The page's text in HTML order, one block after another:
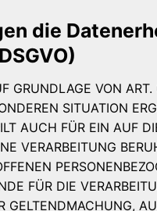
die
GRUNDLAGE VON
SITUATION
AUCH FÜR EIN AUF
VERARBEITUNG
FÜR DIE
GELTENDMACHUNG,